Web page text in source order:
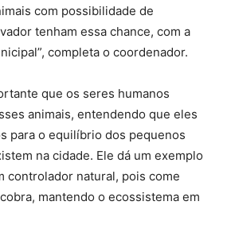
com possibilidade de
tenham essa chance, com a
completa o coordenador.
que os seres humanos
animais, entendendo que eles
para o equilíbrio dos pequenos
na cidade. Ele dá um exemplo
controlador natural, pois come
mantendo o ecossistema em